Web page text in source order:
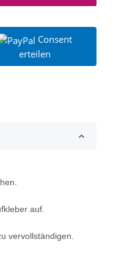
Consent
erteilen
auf.
vervollständigen.